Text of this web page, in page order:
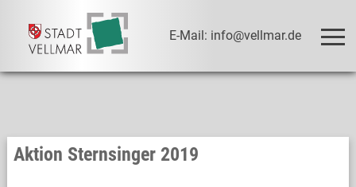
E-Mail: info@vellmar.de
Aktion Sternsinger 2019